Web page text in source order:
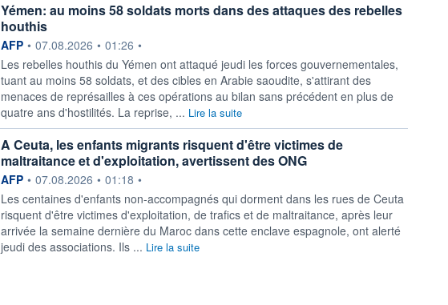
Yémen: au moins 58 soldats morts dans des attaques des rebelles
houthis
information fournie par
AFP • 07.08.2026 • 01:26 •
Les rebelles houthis du Yémen ont attaqué jeudi les forces gouvernementales,
tuant au moins 58 soldats, et des cibles en Arabie saoudite, s'attirant des
menaces de représailles à ces opérations au bilan sans précédent en plus de
quatre ans d'hostilités. La reprise, ... Lire la suite
A Ceuta, les enfants migrants risquent d'être victimes de
maltraitance et d'exploitation, avertissent des ONG
information fournie par
AFP • 07.08.2026 • 01:18 •
Les centaines d'enfants non-accompagnés qui dorment dans les rues de Ceuta
risquent d'être victimes d'exploitation, de trafics et de maltraitance, après leur
arrivée la semaine dernière du Maroc dans cette enclave espagnole, ont alerté
jeudi des associations. Ils ... Lire la suite